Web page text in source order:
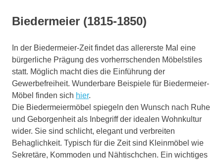
Biedermeier (1815-1850)
In der Biedermeier-Zeit findet das allererste Mal eine
bürgerliche Prägung des vorherrschenden Möbelstiles
statt. Möglich macht dies die Einführung der
Gewerbefreiheit. Wunderbare Beispiele für Biedermeier-
Möbel finden sich hier.
Die Biedermeiermöbel spiegeln den Wunsch nach Ruhe
und Geborgenheit als Inbegriff der idealen Wohnkultur
wider. Sie sind schlicht, elegant und verbreiten
Behaglichkeit. Typisch für die Zeit sind Kleinmöbel wie
Sekretäre, Kommoden und Nähtischchen. Ein wichtiges